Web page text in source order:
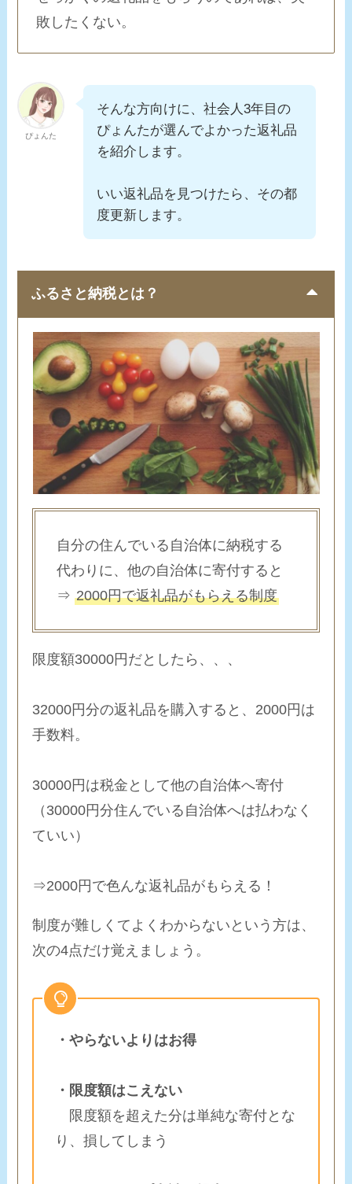
敗したくない。
ぴょんた
そんな方向けに、社会人3年目の
ぴょんたが選んでよかった返礼品
を紹介します。
いい返礼品を見つけたら、その都
度更新します。
ふるさと納税とは？
自分の住んでいる自治体に納税する
代わりに、他の自治体に寄付すると
⇒2000円で返礼品がもらえる制度
限度額30000円だとしたら、、、
32000円分の返礼品を購入すると、2000円は
手数料。
30000円は税金として他の自治体へ寄付
（30000円分住んでいる自治体へは払わなく
ていい）
⇒2000円で色んな返礼品がもらえる ！
制度が難しくてよくわからないという方は、
次の4点だけ覚えましょう。
・やらないよりはお得
・限度額はこえない
限度額を超えた分は単純な寄付とな
り、損してしまう